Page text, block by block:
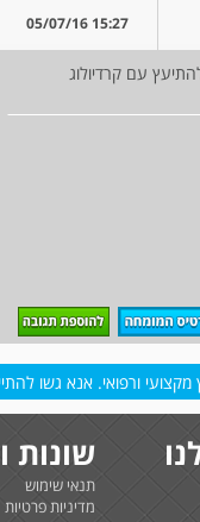
15:27 05/07/16
עם קרדיולוג
ורפואי. אנא גשו
שונות
תנאי שימוש
מדיניות פרטיות